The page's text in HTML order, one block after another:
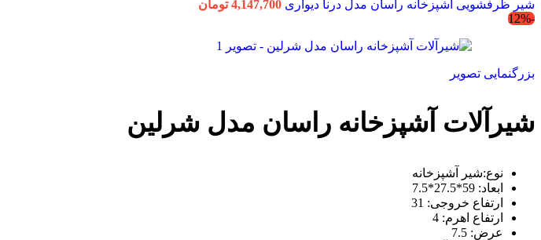
شیر ظرفشویی آشپزخانه راسان مدل درنا دیواری 4,147,700 تومان
-12%
بزرگنمایی تصویر
شیرآلات آشپزخانه راسان مدل شرلین
نوع:شیر آشپزخانه
ابعاد: 59*27.5*7.5
ارتفاع خروجی: 31
ارتفاع اهرم: 4
عرض: 7.5